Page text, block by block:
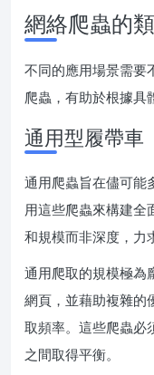
網絡爬蟲的
不同的應用場景需要
爬蟲，有助於根據具
通用型履帶車
通用爬蟲旨在儘可能
用這些爬蟲來構建全
和規模而非深度，力
通用爬取的規模極為
網頁，並藉助複雜的
取頻率。這些爬蟲必
之間取得平衡。